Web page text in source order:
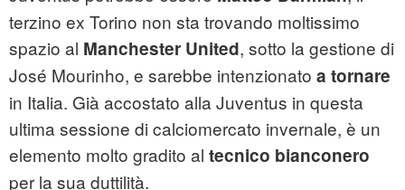
terzino ex Torino non sta trovando moltissimo
spazio al Manchester United, sotto la gestione di
José Mourinho, e sarebbe intenzionato a tornare
in Italia. Già accostato alla Juventus in questa
ultima sessione di calciomercato invernale, è un
elemento molto gradito al tecnico bianconero
per la sua duttilità.